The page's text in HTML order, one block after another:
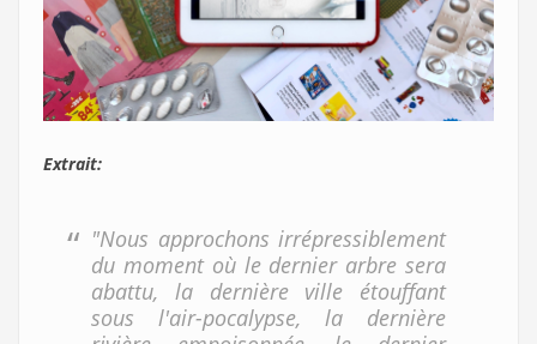
Extrait:
"Nous approchons irrépressiblement
du moment où le dernier arbre sera
abattu, la dernière ville étouffant
sous l'air-pocalypse, la dernière